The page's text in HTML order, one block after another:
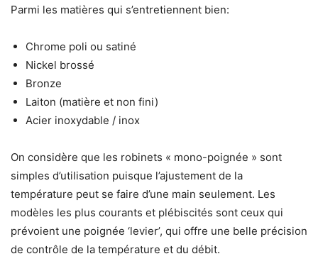
Parmi les matières qui s’entretiennent bien:​
Chrome poli ou satiné
Nickel brossé
Bronze
Laiton (matière et non fini)
Acier inoxydable / inox
On considère que les robinets « mono-poignée » sont
simples d’utilisation puisque l’ajustement de la
température peut se faire d’une main seulement. Les
modèles les plus courants et plébiscités sont ceux qui
prévoient une poignée ‘levier’, qui offre une belle précision
de contrôle de la température et du débit.